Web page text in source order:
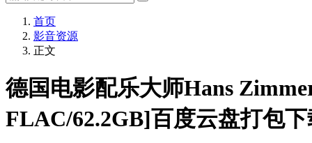
首页
影音资源
正文
德国电影配乐大师Hans
FLAC/62.2GB]百度云盘打包下